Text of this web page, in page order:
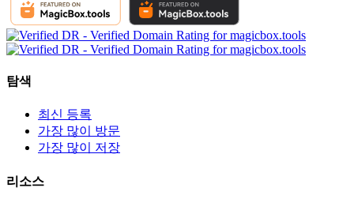
탐색
최신 등록
가장 많이 방문
가장 많이 저장
리소스